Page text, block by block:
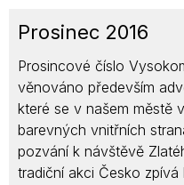
Prosinec 2016
Prosincové číslo
věnováno především
které se v našem městě
barevných vnitřních
pozvání k návštěvě
tradiční akci Česko